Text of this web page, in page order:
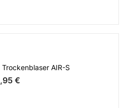
Trockenblaser AIR-S
€